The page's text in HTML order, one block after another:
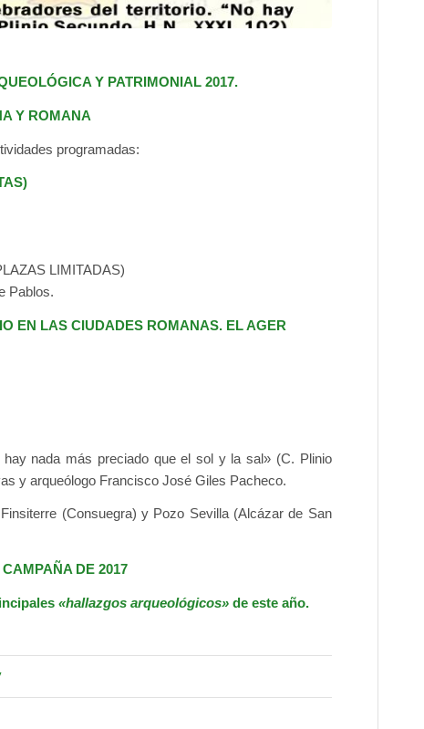
Y PATRIMONIAL 2017.
Y ROMANA
programadas:
LIMITADAS)
Pablos.
EN LAS CIUDADES ROMANAS. EL AGER
nada más preciado que el sol y la sal» (C. Plinio
y arqueólogo Francisco José Giles Pacheco.
(Consuegra) y Pozo Sevilla (Alcázar de San
DE 2017
«hallazgos arqueológicos»de este año.